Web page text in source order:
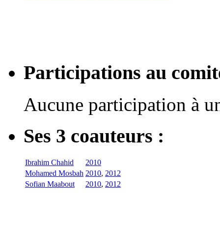
Participations au
Aucune participation à
Ses 3 coauteurs :
Ibrahim Chahid
2010
Mohamed Mosbah 2010, 2012
Sofian Maabout
2010, 2012